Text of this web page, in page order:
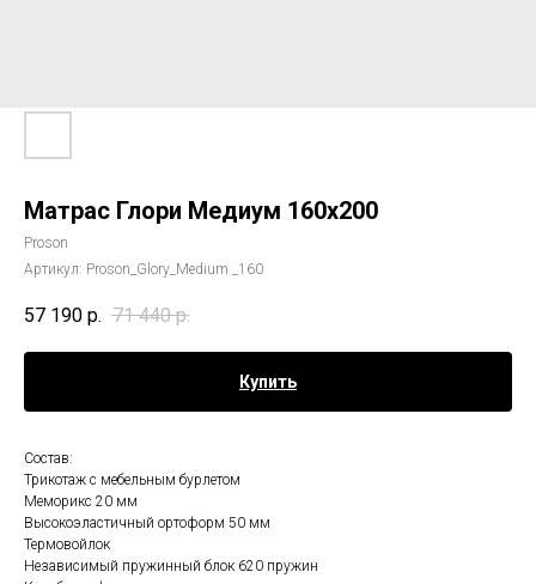
Матрас Глори Медиум 160х200
Proson
Артикул: Proson_Glory_Medium _160
57 190 р. 71 440 р.
Купить
Состав:
Трикотаж с мебельным бурлетом
Меморикс 20 мм
Высокоэластичный ортоформ 50 мм
Термовойлок
Независимый пружинный блок 620 пружин